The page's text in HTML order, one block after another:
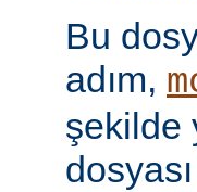
Bu
adım,
şekilde